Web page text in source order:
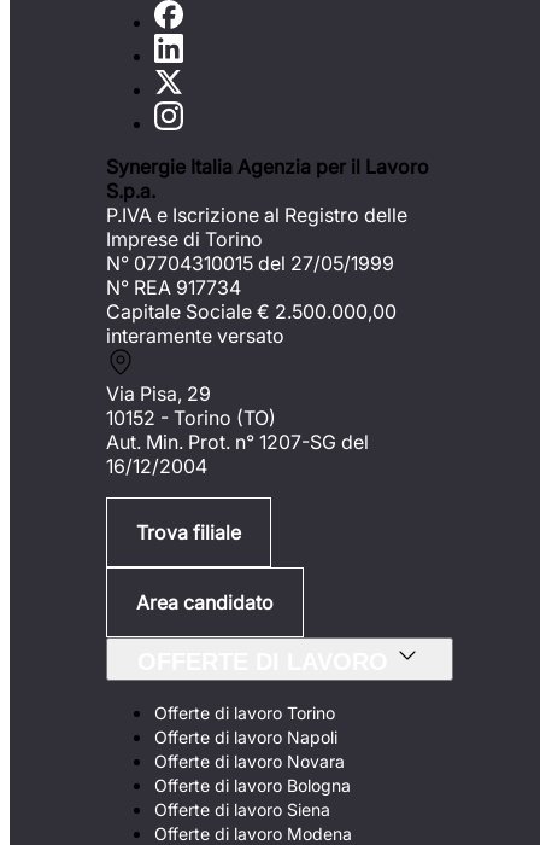
Synergie Italia Agenzia per il Lavoro
S.p.a.
P.IVA e Iscrizione al Registro delle
Imprese di Torino
N° 07704310015 del 27/05/1999
N° REA 917734
Capitale Sociale € 2.500.000,00
interamente versato
Via Pisa, 29
10152 - Torino (TO)
Aut. Min. Prot. n° 1207-SG del
16/12/2004
Trova filiale
Area candidato
Offerte di lavoro Torino
Offerte di lavoro Napoli
Offerte di lavoro Novara
Offerte di lavoro Bologna
Offerte di lavoro Siena
Offerte di lavoro Modena